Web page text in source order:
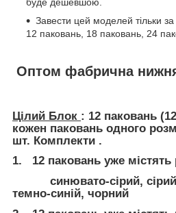
Завести цей моделей тільки за
12 паковань, 18 паковань, 24
Оптом фабрична
Цілий Блок : 12 паковань
кожен паковань одного
шт. Комплекти .
1. 12 паковань уже містять
синювато-сірий, сірий,
темно-синій, чорний